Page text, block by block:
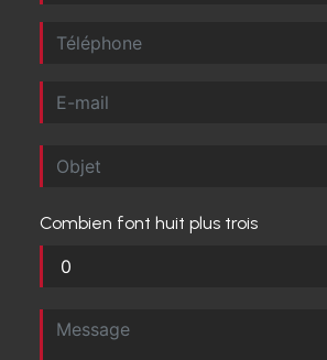
Combien font huit plus trois